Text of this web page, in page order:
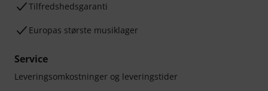
Tilfredshedsgaranti
Europas største musiklager
Service
Leveringsomkostninger og leveringstider